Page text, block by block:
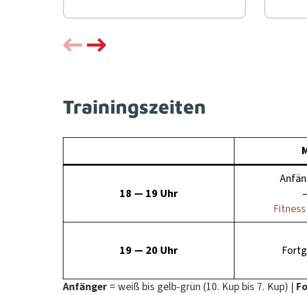
Trainingszeiten
18 — 19 Uhr
19 — 20 Uhr
Anfänger = weiß bis gelb-grün (10. Kup bis 7. Kup) |